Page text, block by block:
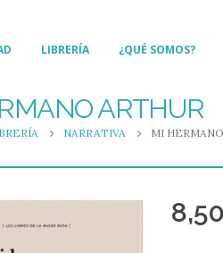
LIBRERÍA ¿QUÉ SOMOS?
ARTHUR
NARRATIVA MI
8,50